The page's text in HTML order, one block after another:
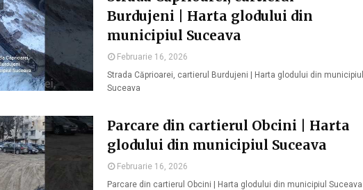
Burdujeni | Harta glodului din
municipiul Suceava
Februarie 16, 2026
Strada Căprioarei, cartierul Burdujeni | Harta glodului din municipiul
Suceava
Parcare din cartierul Obcini | Harta
glodului din municipiul Suceava
Februarie 16, 2026
Parcare din cartierul Obcini | Harta glodului din municipiul Suceava